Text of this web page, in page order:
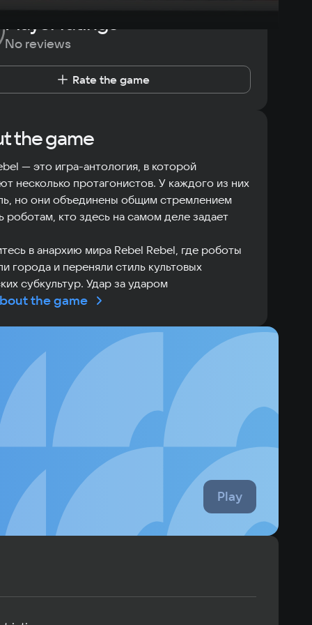
Player ratings
No reviews
Rate the game
the game
— это игра-антология, в которой
несколько протагонистов. У каждого из них
но они объединены общим стремлением
роботам, кто здесь на самом деле задает
в анархию мира Rebel Rebel, где роботы
города и переняли стиль культовых
субкультур. Удар за ударом
с ритмом, выполняйте комбо и
the game
Play